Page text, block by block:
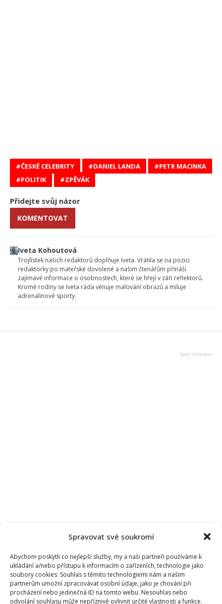
Spravovat své soukromí
Abychom poskytli co nejlepší služby, my a naši partneři používáme k
ukládání a/nebo přístupu k informacím o zařízeních, technologie jako
soubory cookies. Souhlas s těmito technologiemi nám a našim
partnerům umožní zpracovávat osobní údaje, jako je chování při
procházení nebo jedinečná ID na tomto webu. Nesouhlas nebo
odvolání souhlasu může nepříznivě ovlivnit určité vlastnosti a funkce.
ČESKÉ CELEBRITY DANIEL LANDA
PETR MACINKA
POLITIK
ZPĚVÁK
Přidejte svůj názor
KOMENTOVAT
Iveta Kohoutová
Trojlístek našich redaktorů doplňuje Iveta. Vrátila se na pozici
redaktorky po mateřské dovolené a našim čtenářům přináší
zajímavé informace o osobnostech, které se hřejí v záři reflektorů.
Kromě rodiny se Iveta ráda věnuje malování obrazů a miluje
adrenalinové sporty.